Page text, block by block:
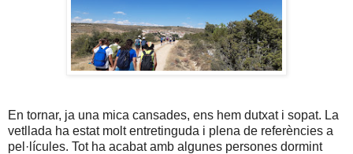
En tornar, ja una mica cansades, ens hem dutxat i sopat. La
vetllada ha estat molt entretinguda i plena de referències a
pel·lícules. Tot ha acabat amb algunes persones dormint